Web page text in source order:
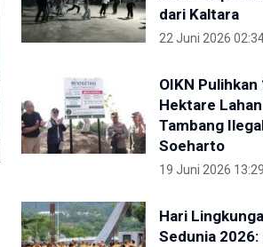
dari Kaltara
22 Juni 2026
OIKN Pulihkan
Hektare
Tambang
Soeharto
19 Juni 2026 13:29
Hari
Sedunia 2026: